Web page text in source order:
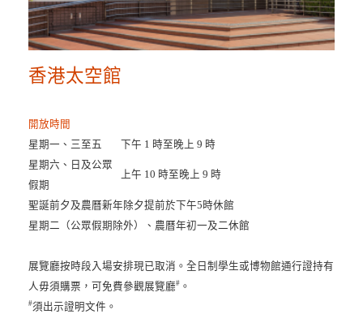
香港太空館
開放時間
星期一、三至五
下午 1 時至晚上 9 時
星期六、日及公眾
假期
上午 10 時至晚上 9 時
聖誕前夕及農曆新年除夕提前於下午5時休館
星期二（公眾假期除外）、農曆年初一及二休館
展覽廳按時段入場安排現已取消。全日制學生或博物館通行證持有
人毋須購票，可免費參觀展覽廳# 。
#須出示證明文件。